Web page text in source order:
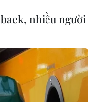
nhiều người